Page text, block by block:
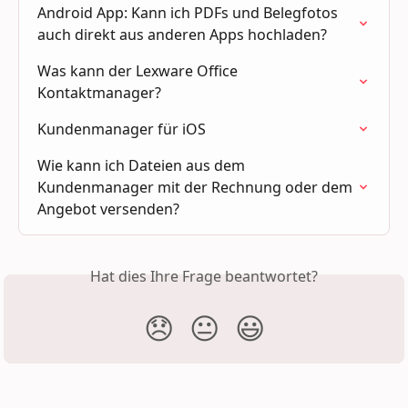
Android App: Kann ich PDFs und Belegfotos
auch direkt aus anderen Apps hochladen?
Was kann der Lexware Office
Kontaktmanager?
Kundenmanager für iOS
Wie kann ich Dateien aus dem
Kundenmanager mit der Rechnung oder dem
Angebot versenden?
Hat dies Ihre Frage beantwortet?
😞 😐 😃